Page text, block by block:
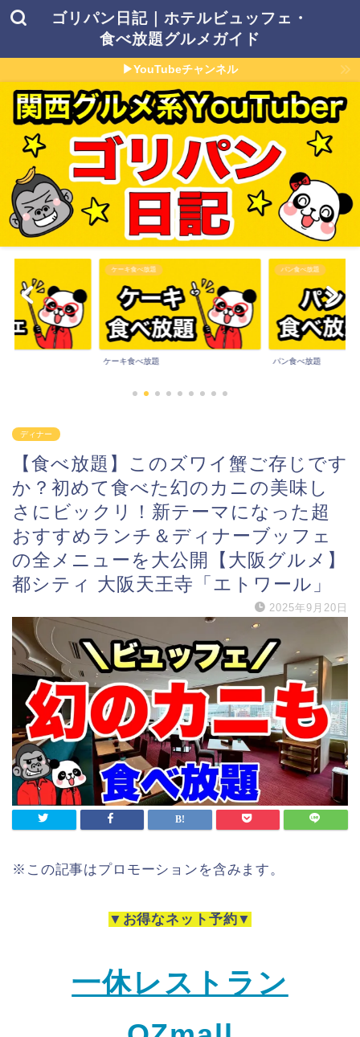
ゴリパン日記｜ホテルビュッフェ・
食べ放題グルメガイド
▶YouTubeチャンネル
パン食べ放題
パン食べ放題
その他食べ放題
その他食べ放題
ディナー
【食べ放題】このズワイ蟹ご存じです
か？初めて食べた幻のカニの美味し
さにビックリ！新テーマになった超
おすすめランチ＆ディナーブッフェ
の全メニューを大公開【大阪グルメ】
都シティ 大阪天王寺「エトワール」
2025年9月20日
※この記事はプロモーションを含みます。
▼ お得なネット予約▼
一休レストラン